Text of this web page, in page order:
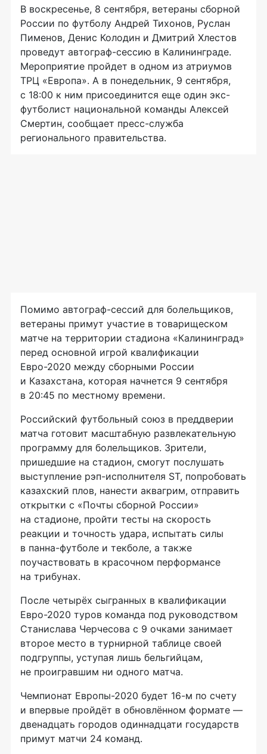
В воскресенье, 8 сентября, ветераны сборной
России по футболу Андрей Тихонов, Руслан
Пименов, Денис Колодин и Дмитрий Хлестов
проведут автограф-сессию в Калининграде.
Мероприятие пройдет в одном из атриумов
ТРЦ «Европа». А в понедельник, 9 сентября,
с 18:00 к ним присоединится еще один экс-
футболист национальной команды Алексей
Смертин, сообщает пресс-служба
регионального правительства.
Помимо автограф-сессий для болельщиков,
ветераны примут участие в товарищеском
матче на территории стадиона «Калининград»
перед основной игрой квалификации
Евро-2020 между сборными России
и Казахстана, которая начнется 9 сентября
в 20:45 по местному времени.
Российский футбольный союз в преддверии
матча готовит масштабную развлекательную
программу для болельщиков. Зрители,
пришедшие на стадион, смогут послушать
выступление рэп-исполнителя ST, попробовать
казахский плов, нанести аквагрим, отправить
открытки с «Почты сборной России»
на стадионе, пройти тесты на скорость
реакции и точность удара, испытать силы
в панна-футболе и текболе, а также
поучаствовать в красочном перформансе
на трибунах.
После четырёх сыгранных в квалификации
Евро-2020 туров команда под руководством
Станислава Черчесова с 9 очками занимает
второе место в турнирной таблице своей
подгруппы, уступая лишь бельгийцам,
не проигравшим ни одного матча.
Чемпионат Европы-2020 будет 16-м по счету
и впервые пройдёт в обновлённом формате —
двенадцать городов одиннадцати государств
примут матчи 24 команд.